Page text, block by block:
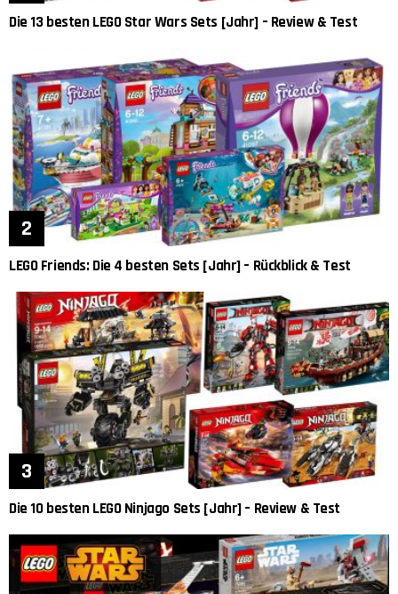
Die 13 besten LEGO Star Wars Sets [Jahr] – Review & Test
LEGO Friends: Die 4 besten Sets [Jahr] – Rückblick & Test
Die 10 besten LEGO Ninjago Sets [Jahr] – Review & Test